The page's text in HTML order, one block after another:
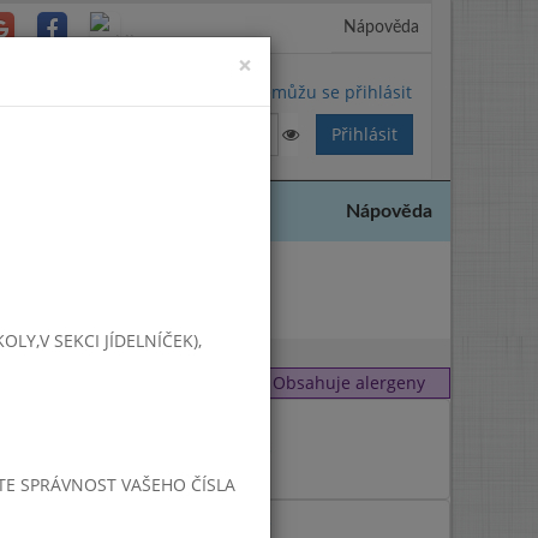
Nápověda
Nemůžu se přihlásit
Nápověda
Obsahuje alergeny
×
SEKCI JÍDELNÍČEK),
SPRÁVNOST VAŠEHO ČÍSLA